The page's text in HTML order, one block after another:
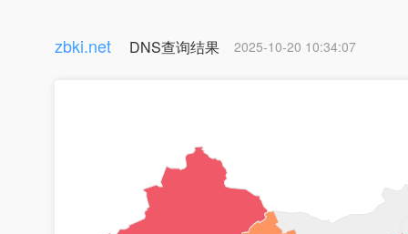
zbki.net DNS查询结果 2025-10-20 10:34:07